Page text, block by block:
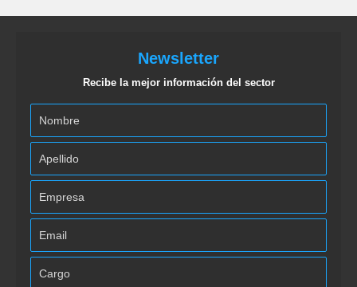
Newsletter
Recibe la mejor información del sector